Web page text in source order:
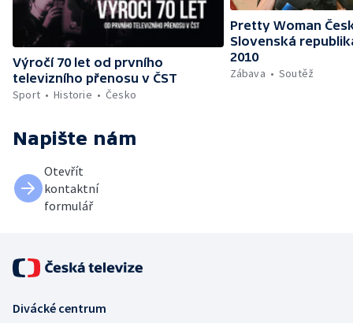
Výročí 70 let od prvního
televizního přenosu v ČST
Sport
Historie Česko
Pretty Woman
Slovenská
2010
Zábava
Soutěž
Napište nám
Otevřít
kontaktní
formulář
Divácké centrum